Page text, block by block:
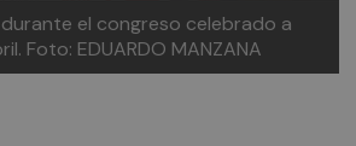
durante el congreso celebrado a
Foto: EDUARDO MANZANA